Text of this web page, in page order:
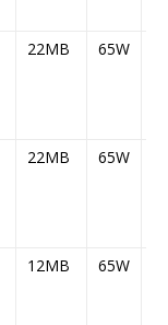
22MB 65W
22MB 65W
12MB 65W